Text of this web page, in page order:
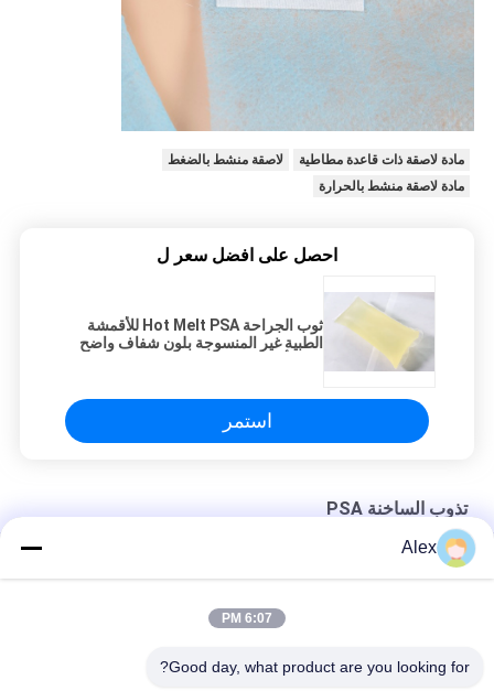
مادة لاصقة ذات قاعدة مطاطية
لاصقة منشط بالضغط
مادة لاصقة منشط بالحرارة
احصل على افضل سعر ل
ثوب الجراحة Hot Melt PSA للأقمشة
الطبية غير المنسوجة بلون شفاف واضح
استمر
تذوب الساخنة PSA
ضوء أصفر حار تذوب PSA لتضميد الجص الطبي الجراحي
Alex
6:07 PM
Good day, what product are you looking for?